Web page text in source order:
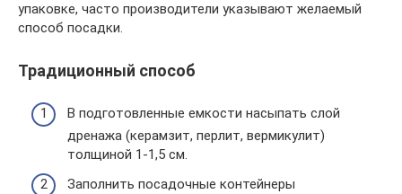
упаковке, часто производители указывают желаемый
способ посадки.
Традиционный способ
В подготовленные емкости насыпать слой
дренажа (керамзит, перлит, вермикулит)
толщиной 1-1,5 см.
Заполнить посадочные контейнеры